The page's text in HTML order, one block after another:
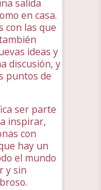
salida
en casa.
con las que
ideas y
discusión, y
puntos de
ser parte
inspirar,
con
hay un
el mundo
y sin